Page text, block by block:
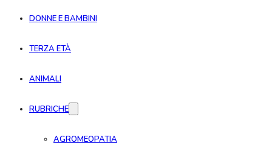
DONNE E BAMBINI
TERZA ETÀ
ANIMALI
RUBRICHE
AGROMEOPATIA